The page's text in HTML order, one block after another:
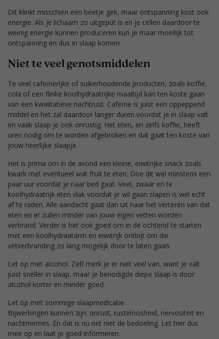
Dit klinkt misschien een beetje gek, maar ontspanning kost ook
energie. Als je lichaam zo uitgeput is en je cellen daardoor te
weinig energie kunnen produceren kun je maar moeilijk tot
ontspanning en dus in slaap komen.
Niet te veel genotsmiddelen
Te veel cafeïnerijke of suikerhoudende producten, zoals koffie,
cola of een flinke koolhydraatrijke maaltijd kan ten koste gaan
van een kwalitatieve nachtrust. Cafeïne is juist een oppeppend
middel en het zal daardoor langer duren voordat je in slaap valt
en vaak slaap je ook onrustig. Het eten, en zelfs koffie, heeft
uren nodig om te worden afgebroken en dat gaat ten koste van
jouw heerlijke slaapje.
Het is prima om in de avond een kleine, eiwitrijke snack zoals
kwark met eventueel wat fruit te eten. Doe dit wel minstens een
paar uur voordat je naar bed gaat. Veel, zwaar en te
koolhydraatrijk eten vlak voordat je wil gaan slapen is wel echt
af te raden. Alle aandacht gaat dan uit naar het verteren van dat
eten en er zullen minder van jouw eigen vetten worden
verbrand. Verder is het ook goed om in de ochtend te starten
met een koolhydraatarm en eiwitrijk ontbijt om die
vetverbranding zo lang mogelijk door te laten gaan.
Let op met alcohol. Zelf merk je er niet veel van, want je valt
juist sneller in slaap, maar je benodigde diepe slaap is door
alcohol korter en minder goed.
Let op met sommige slaapmedicatie
Bijwerkingen kunnen zijn: onrust, rusteloosheid, nervositeit en
nachtmerries. En dat is nu net niet de bedoeling. Let hier dus
mee op en laat je goed informeren.